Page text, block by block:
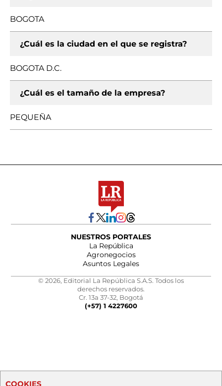
BOGOTA
¿Cuál es la ciudad en el que se registra?
BOGOTA D.C.
¿Cuál es el tamaño de la empresa?
PEQUEÑA
NUESTROS PORTALES
La República
Agronegocios
Asuntos Legales
© 2026, Editorial La República S.A.S. Todos los
derechos reservados.
Cr. 13a 37-32, Bogotá
(+57) 1 4227600
COOKIES